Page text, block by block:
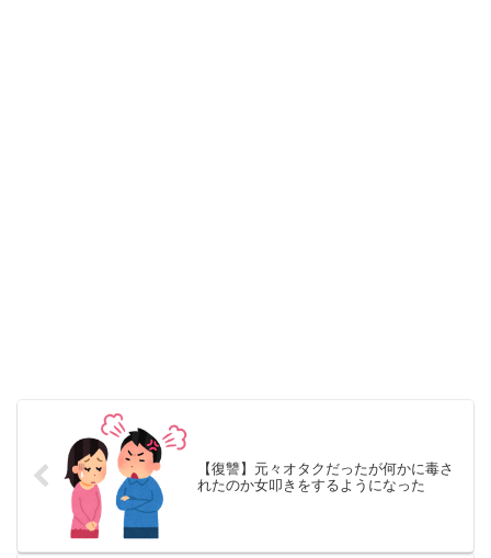
【復讐】元々オタクだったが何かに毒さ
れたのか女叩きをするようになった